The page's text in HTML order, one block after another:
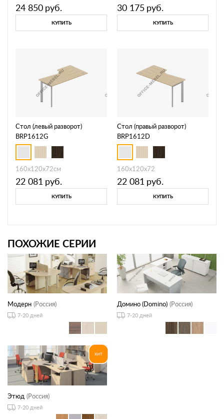
24 850 руб.
КУПИТЬ
30 175 руб.
КУПИТЬ
Стол (левый разворот)
BRP1612G
160х120х72см
22 081 руб.
КУПИТЬ
Стол (правый разворот)
BRP1612D
160х120х72
22 081 руб.
КУПИТЬ
ПОХОЖИЕ СЕРИИ
Модерн (Россия)
7-20 дней
Домино (Domino) (Россия)
7-20 дней
Этюд (Россия)
7-20 дней